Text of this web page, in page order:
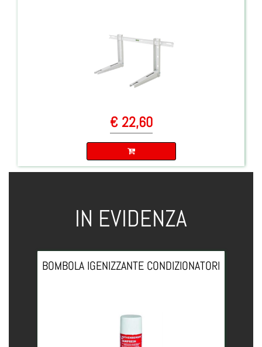
€ 22,60
IN EVIDENZA
BOMBOLA IGENIZZANTE CONDIZIONATORI